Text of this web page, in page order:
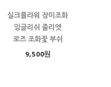
실크플라워 장미조화
잉글리쉬 줄리엣
로즈 조화꽃 부쉬
9,500원